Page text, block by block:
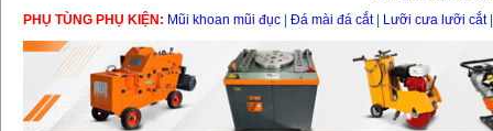
PHỤ TÙNG PHỤ KIỆN: Mũi khoan mũi đục Đá mài đá cắt| Lưỡi cưa lưỡi cắt